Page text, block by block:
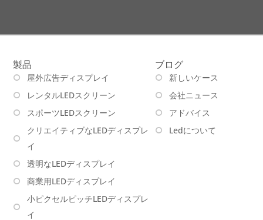
製品
屋外広告ディスプレイ
レンタルLEDスクリーン
スポーツLEDスクリーン
クリエイティブなLEDディスプレ
イ
透明なLEDディスプレイ
商業用LEDディスプレイ
小ピクセルピッチLEDディスプレ
イ
ブログ
新しいケース
会社ニュース
アドバイス
Ledについて